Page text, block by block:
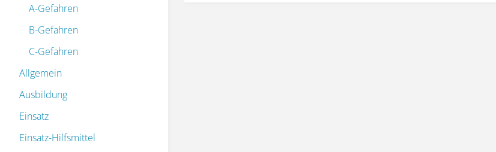
A-Gefahren
B-Gefahren
C-Gefahren
Allgemein
Ausbildung
Einsatz
Einsatz-Hilfsmittel